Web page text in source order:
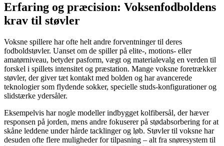
Erfaring og præcision: Voksenfodboldens
krav til støvler
Voksne spillere har ofte helt andre forventninger til deres
fodboldstøvler. Uanset om de spiller på elite-, motions- eller
amatørniveau, betyder pasform, vægt og materialevalg en verden til
forskel i spillets intensitet og præstation. Mange voksne foretrækker
støvler, der giver tæt kontakt med bolden og har avancerede
teknologier som flydende sokker, specielle studs-konfigurationer og
slidstærke ydersåler.
Eksempelvis har nogle modeller indbygget kolfibersål, der hæver
responsen på jorden, mens andre fokuserer på stødabsorbering for at
skåne leddene under hårde tacklinger og løb. Støvler til voksne har
desuden ofte flere muligheder for tilpasning – alt fra snøresystem til